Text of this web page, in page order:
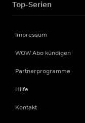
Top-Serien
Impressum
WOW Abo kündigen
Partnerprogramme
Hilfe
Kontakt